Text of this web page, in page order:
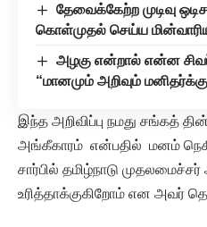
தேவைக்கேற்ற முடிவு
கொள்முதல் செய்ய
அழகு என்றால் என்ன
“மானமும் அறிவும்
இந்த அறிவிப்பு நமது சங்கத்
அங்கீகாரம் என்பதில் மனம்
சார்பில் தமிழ்நாடு
உரித்தாக்குகிறோம் என அவர்